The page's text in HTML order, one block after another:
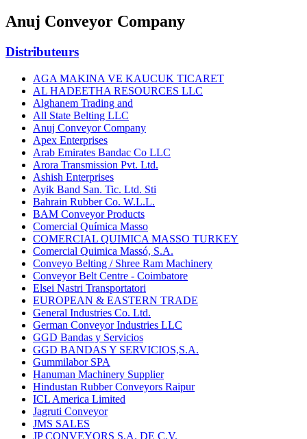
Anuj Conveyor Company
Distributeurs
AGA MAKINA VE KAUCUK TICARET
AL HADEETHA RESOURCES LLC
Alghanem Trading and
All State Belting LLC
Anuj Conveyor Company
Apex Enterprises
Arab Emirates Bandac Co LLC
Arora Transmission Pvt. Ltd.
Ashish Enterprises
Ayik Band San. Tic. Ltd. Sti
Bahrain Rubber Co. W.L.L.
BAM Conveyor Products
Comercial Química Masso
COMERCIAL QUIMICA MASSO TURKEY
Comercial Quimica Massó, S.A.
Conveyo Belting / Shree Ram Machinery
Conveyor Belt Centre - Coimbatore
Elsei Nastri Transportatori
EUROPEAN & EASTERN TRADE
General Industries Co. Ltd.
German Conveyor Industries LLC
GGD Bandas y Servicios
GGD BANDAS Y SERVICIOS,S.A.
Gummilabor SPA
Hanuman Machinery Supplier
Hindustan Rubber Conveyors Raipur
ICL America Limited
Jagruti Conveyor
JMS SALES
JP CONVEYORS S.A. DE C.V.